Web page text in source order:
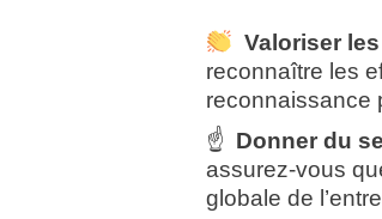
Valoriser
reconnaître les
reconnaissance
☝️ Donner du
assurez-vous
globale de